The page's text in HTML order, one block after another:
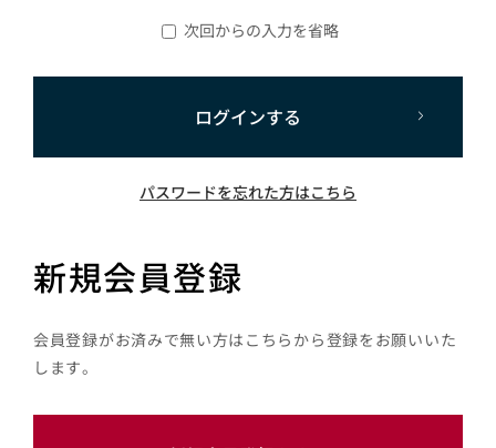
次回からの入力を省略
ログインする
パスワードを忘れた方はこちら
新規会員登録
会員登録がお済みで無い方はこちらから登録をお願いいた
します。